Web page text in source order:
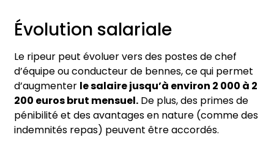
Évolution salariale
Le ripeur peut évoluer vers des postes de chef
d’équipe ou conducteur de bennes, ce qui permet
d’augmenter le salaire jusqu’à environ 2 000 à 2
200 euros brut mensuel. De plus, des primes de
pénibilité et des avantages en nature (comme des
indemnités repas) peuvent être accordés.